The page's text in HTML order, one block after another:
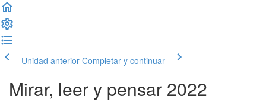
Unidad anterior Completar y continuar
Mirar, leer y pensar 2022